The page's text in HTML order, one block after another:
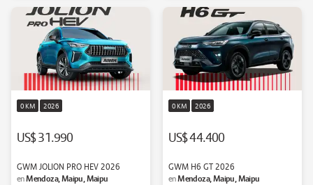
0 KM 2026
US$ 31.990
GWM JOLION PRO HEV 2026
enMendoza, Maipu, Maipu
0 KM 2026
US$ 44.400
GWM H6 GT 2026
enMendoza, Maipu, Maipu